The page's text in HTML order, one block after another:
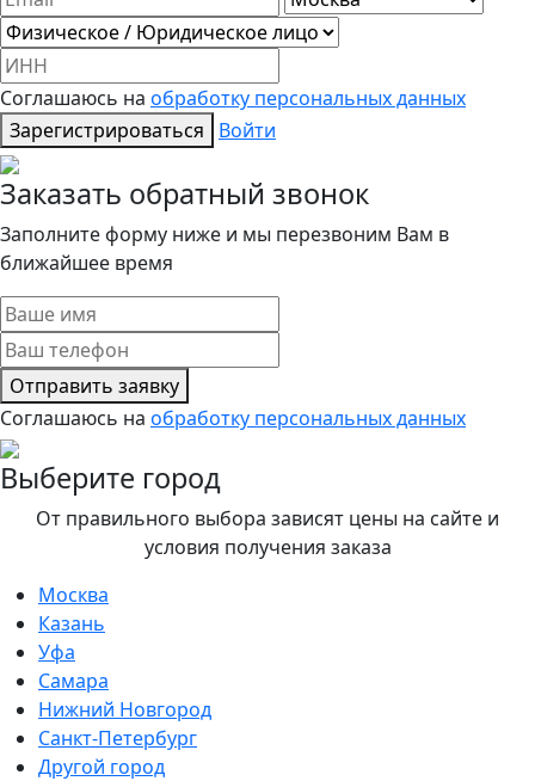
Соглашаюсь на обработку персональных данных
Зарегистрироваться
Войти
Заказать обратный звонок
Заполните форму ниже и мы перезвоним Вам в
ближайшее время
Отправить заявку
Соглашаюсь на обработку персональных данных
Выберите город
От правильного выбора зависят цены на сайте и
условия получения заказа
Москва
Казань
Уфа
Самара
Нижний Новгород
Санкт-Петербург
Другой город